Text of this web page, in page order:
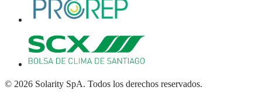
© 2026 Solarity SpA. Todos los derechos reservados.